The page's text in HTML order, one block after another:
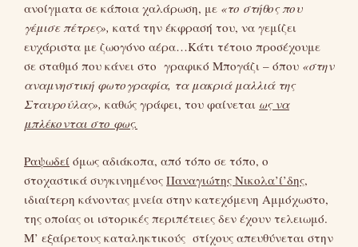
ανοίγματα σε κάποια χαλάρωση, με «το στήθος που
γέμισε πέτρες», κατά την έκφρασή του, να γεμίζει
ευχάριστα με ζωογόνο αέρα…Κάτι τέτοιο προσέχουμε
σε σταθμό που κάνει στο γραφικό Μπογάζι – όπου «στην
αναμνηστική φωτογραφία, τα μακριά μαλλιά της
Σταυρούλας», καθώς γράφει, του φαίνεται ως να
μπλέκονται στο φως.
Ραψωδεί όμως αδιάκοπα, από τόπο σε τόπο, ο
στοχαστικά συγκινημένος Παναγιώτης Νικολα’ί’δης,
ιδιαίτερη κάνοντας μνεία στην κατεχόμενη Αμμόχωστο,
της οποίας οι ιστορικές περιπέτειες δεν έχουν τελειωμό.
Μ’ εξαίρετους καταληκτικούς στίχους απευθύνεται στην